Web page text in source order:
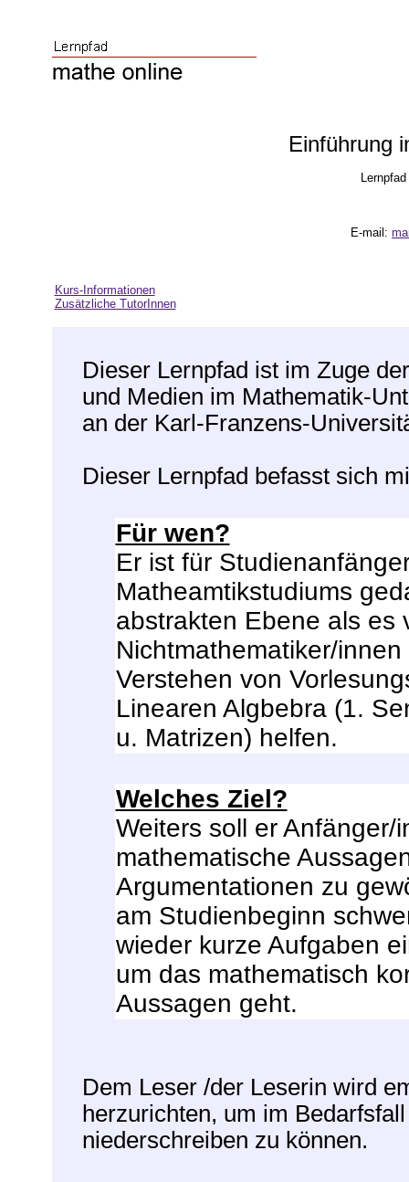
Einführung
E-mail:
Kurs-Informationen
Zusätzliche TutorInnen
Dieser Lernpfad ist im Zuge
und Medien im Mathematik-
an der Karl-Franzens-
Dieser Lernpfad befasst sich
Für wen?
Er ist für
Matheamtikstudiums
abstrakten Ebene als es
Nichtmathematiker/
Verstehen von
Linearen Algbebra (1.
u. Matrizen) helfen.
Welches Ziel?
Weiters soll er
mathematische
Argumentationen zu
am Studienbeginn
wieder kurze Aufgaben
um das mathematisch
Aussagen geht.
Dem Leser /der Leserin wird
herzurichten, um im
niederschreiben zu können.